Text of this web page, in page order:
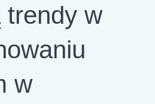
trendy w
w